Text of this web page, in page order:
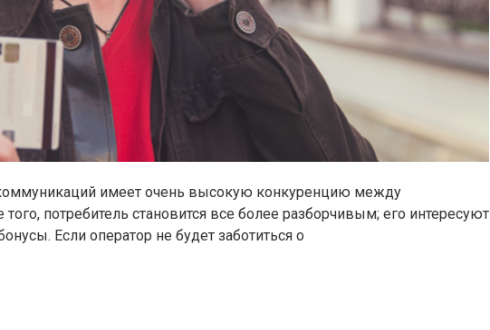
имеет очень высокую конкуренцию между
потребитель становится все более разборчивым; его интересуют
Если оператор не будет заботиться о